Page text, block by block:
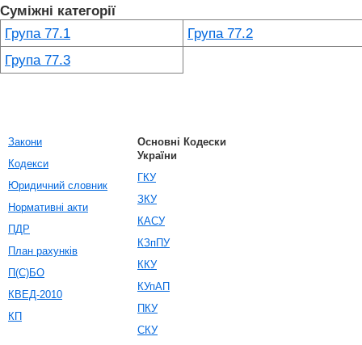
Суміжні категорії
Група 77.1
Група 77.2
Група 77.3
Закони
Кодекси
Юридичний словник
Нормативні акти
ПДР
План рахунків
П(С)БО
КВЕД-2010
КП
Основні Кодески
України
ГКУ
ЗКУ
КАСУ
КЗпПУ
ККУ
КУпАП
ПКУ
СКУ